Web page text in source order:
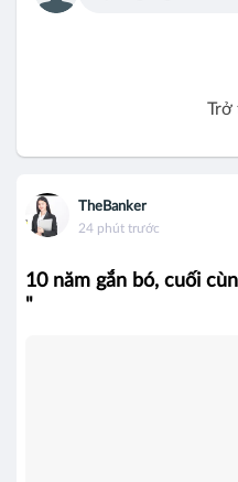
Trở
TheBanker
24 phút trước
10 năm gắn bó, cuối
"